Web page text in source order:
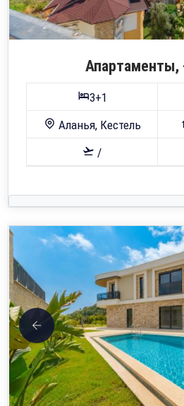
Апартаменты,
3+1
Аланья, Кестель
/